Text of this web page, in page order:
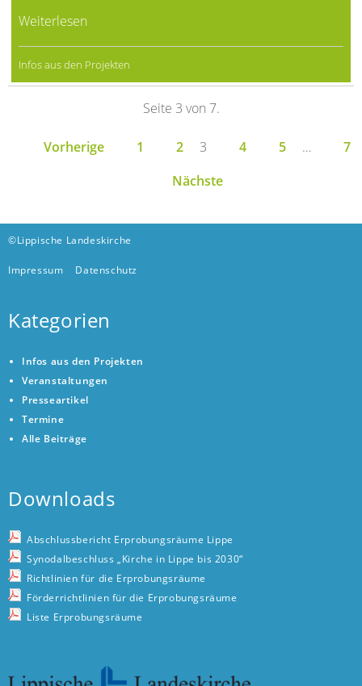
Weiterlesen
Infos aus den Projekten
Seite 3 von 7.
Vorherige 1 2 3 4 5 …
7
Nächste
©Lippische Landeskirche
Impressum Datenschutz
Kategorien
Infos aus den Projekten
Veranstaltungen
Presseartikel
Termine
Alle Beiträge
Downloads
Abschlussbericht Erprobungsräume Lippe
Synodalbeschluss „Kirche in Lippe bis 2030“
Richtlinien für die Erprobungsräume
Förderrichtlinien für die Erprobungsräume
Liste Erprobungsräume